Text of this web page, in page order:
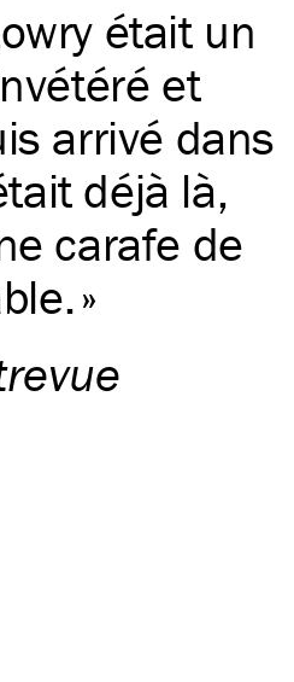
était un
et
arrivé dans
déjà là,
carafe de